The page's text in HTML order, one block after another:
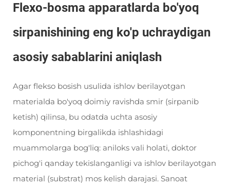
Flexo-bosma apparatlarda bo'yoq
sirpanishining eng ko'p uchraydigan
asosiy sabablarini aniqlash
Agar flekso bosish usulida ishlov berilayotgan
materialda bo'yoq doimiy ravishda smir (sirpanib
ketish) qilinsa, bu odatda uchta asosiy
komponentning birgalikda ishlashidagi
muammolarga bog'liq: aniloks vali holati, doktor
pichog'i qanday tekislanganligi va ishlov berilayotgan
material (substrat) mos kelish darajasi. Sanoat